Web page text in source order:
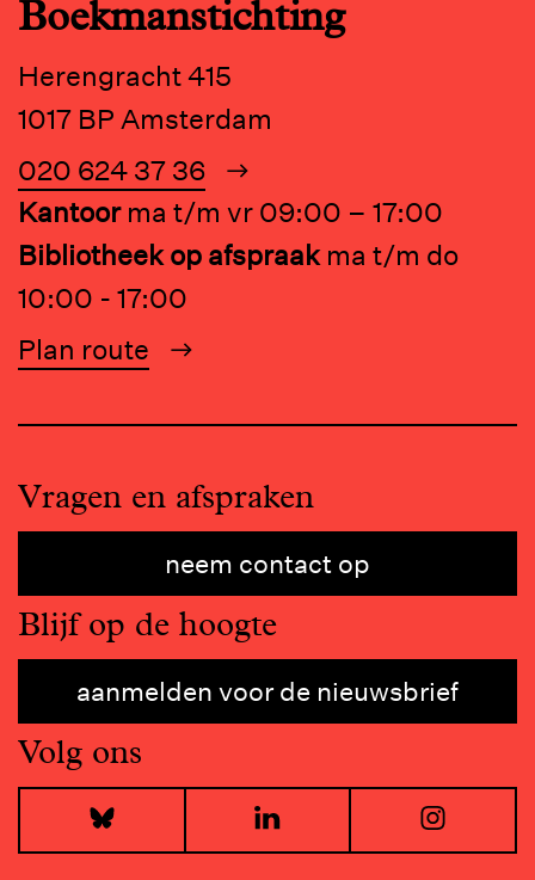
Boekmanstichting
Herengracht 415
1017 BP Amsterdam
020 624 37 36
Kantoor ma t/m vr 09:00 – 17:00
Bibliotheek op afspraak ma t/m do
10:00 - 17:00
Plan route
Vragen en afspraken
neem contact op
Blijf op de hoogte
aanmelden voor de nieuwsbrief
Volg ons
Bluesky LinkedIn